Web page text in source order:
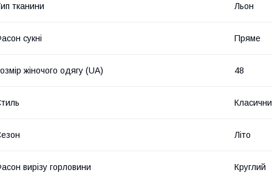
тканини Льон
сукні Пряме
жіночого одягу (UA) 48
Літо
вирізу горловини Круглий